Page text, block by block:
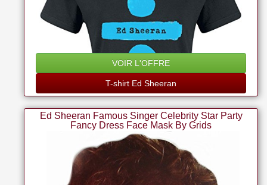
VOIR L'OFFRE
T-shirt Ed Sheeran
Ed Sheeran Famous Singer Celebrity Star Party
Fancy Dress Face Mask By Grids